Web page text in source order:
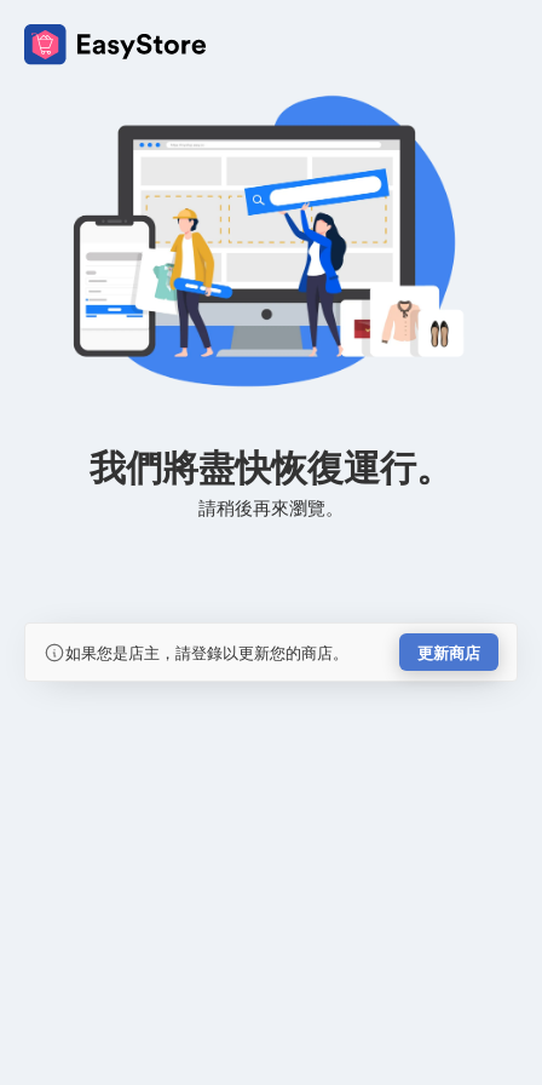
我們將盡快恢復運行。
請稍後再來瀏覽。
如果您是店主，請登錄以更新您的商店。 更新商店